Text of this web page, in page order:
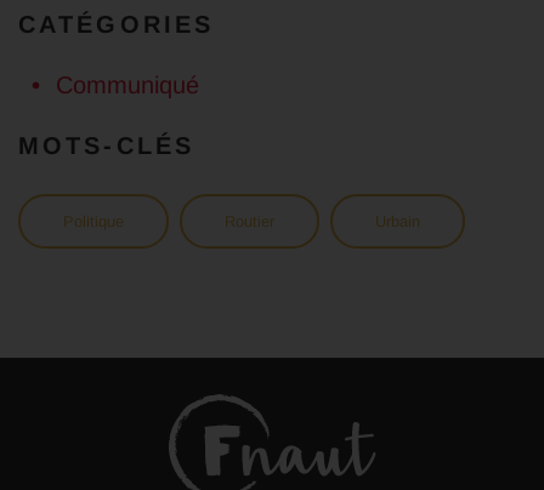
CATÉGORIES
Communiqué
MOTS-CLÉS
Politique Routier Urbain